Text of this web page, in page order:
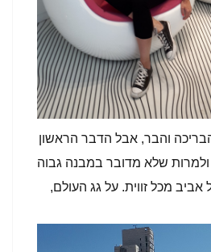
והבר, אבל הדבר הראשון
ולמרות שלא מדובר במבנה גבוה
אביב מכל זווית. על גג העולם,